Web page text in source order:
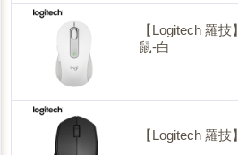
【Logitech 羅
鼠-白
【Logitech 羅